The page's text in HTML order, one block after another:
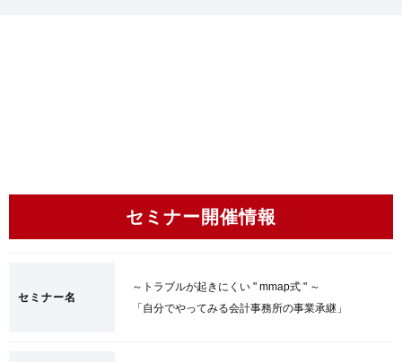
セミナー開催情報
セミナー名
～トラブルが起きにくい " mmap式 " ～
「自分でやってみる会計事務所の事業承継」